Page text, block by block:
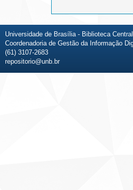
Universidade de Brasília - Biblioteca Central
Coordenadoria de Gestão da Informação
(61) 3107-2683
repositorio@unb.br